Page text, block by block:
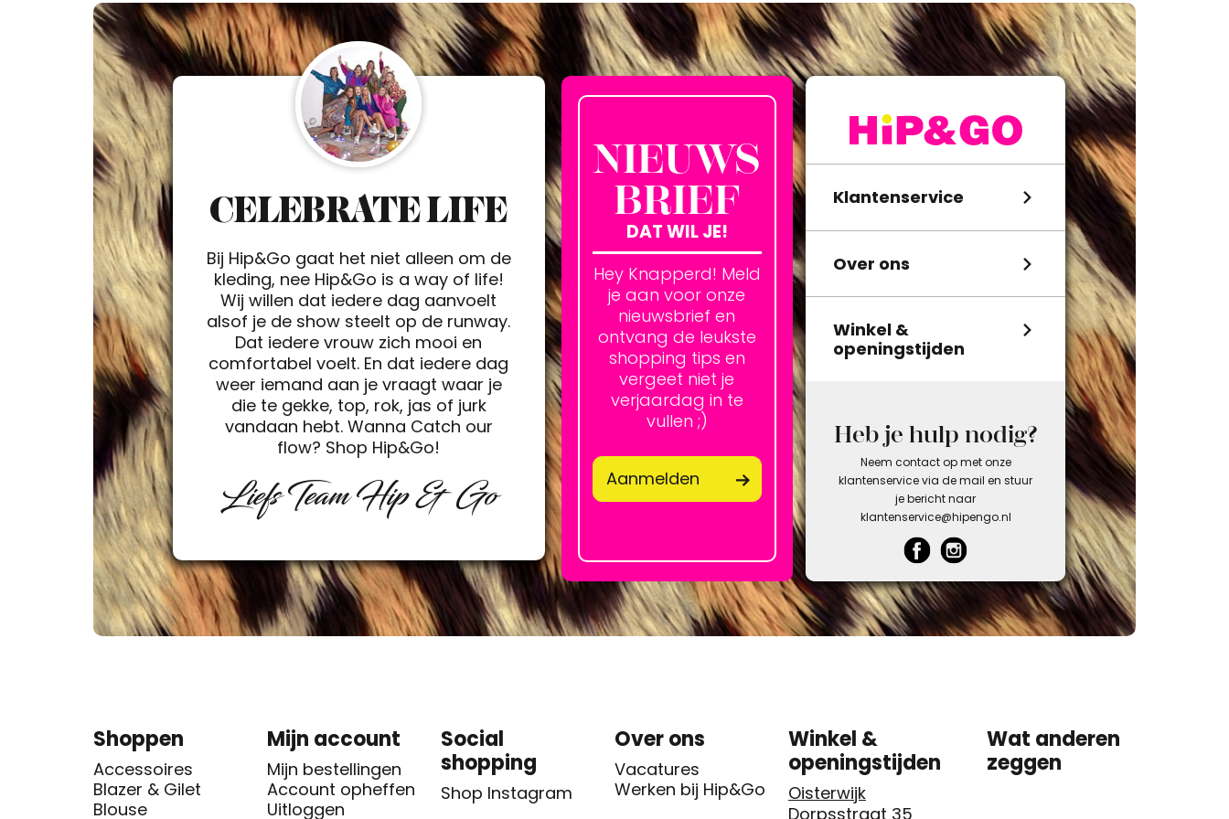
CELEBRATE LIFE
Bij Hip&Go gaat het niet alleen om de
kleding, nee Hip&Go is a way of life!
Wij willen dat iedere dag aanvoelt
alsof je de show steelt op de runway.
Dat iedere vrouw zich mooi en
comfortabel voelt. En dat iedere dag
weer iemand aan je vraagt waar je
die te gekke, top, rok, jas of jurk
vandaan hebt. Wanna Catch our
flow? Shop Hip&Go!
Liefs Team Hip & Go
NIEUWS
BRIEF
DAT WIL JE!
Hey Knapperd! Meld
je aan voor onze
nieuwsbrief en
ontvang de leukste
shopping tips en
vergeet niet je
verjaardag in te
vullen ;)
Aanmelden
Klantenservice
Over ons
Winkel &
openingstijden
Heb je hulp nodig?
Neem contact op met onze
klantenservice via de mail en stuur
je bericht naar
klantenservice@hipengo.nl
Shoppen
Accessoires
Blazer & Gilet
Blouse
Mijn account
Mijn bestellingen
Account opheffen
Uitloggen
Social
shopping
Shop Instagram
Over ons
Vacatures
Werken bij Hip&Go
Winkel &
openingstijden
Oisterwijk
Dorpsstraat 35
Wat anderen
zeggen